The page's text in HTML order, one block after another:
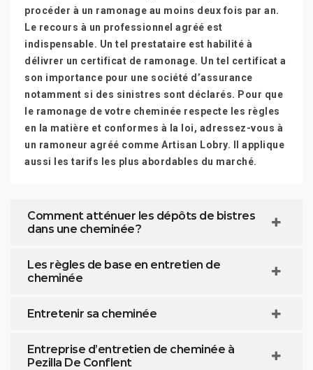
procéder à un ramonage au moins deux fois par an.
Le recours à un professionnel agréé est
indispensable. Un tel prestataire est habilité à
délivrer un certificat de ramonage. Un tel certificat a
son importance pour une société d’assurance
notamment si des sinistres sont déclarés. Pour que
le ramonage de votre cheminée respecte les règles
en la matière et conformes à la loi, adressez-vous à
un ramoneur agréé comme Artisan Lobry. Il applique
aussi les tarifs les plus abordables du marché.
Comment atténuer les dépôts de bistres
dans une cheminée ?
Les règles de base en entretien de
cheminée
Entretenir sa cheminée
Entreprise d’entretien de cheminée à
Pezilla De Conflent